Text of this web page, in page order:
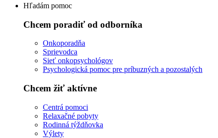
Hľadám pomoc
Chcem poradiť od odborníka
Onkoporadňa
Sprievodca
Sieť onkopsychológov
Psychologická pomoc pre príbuzných a pozostalých
Chcem žiť aktívne
Centrá pomoci
Relaxačné pobyty
Rodinná týždňovka
Výlety